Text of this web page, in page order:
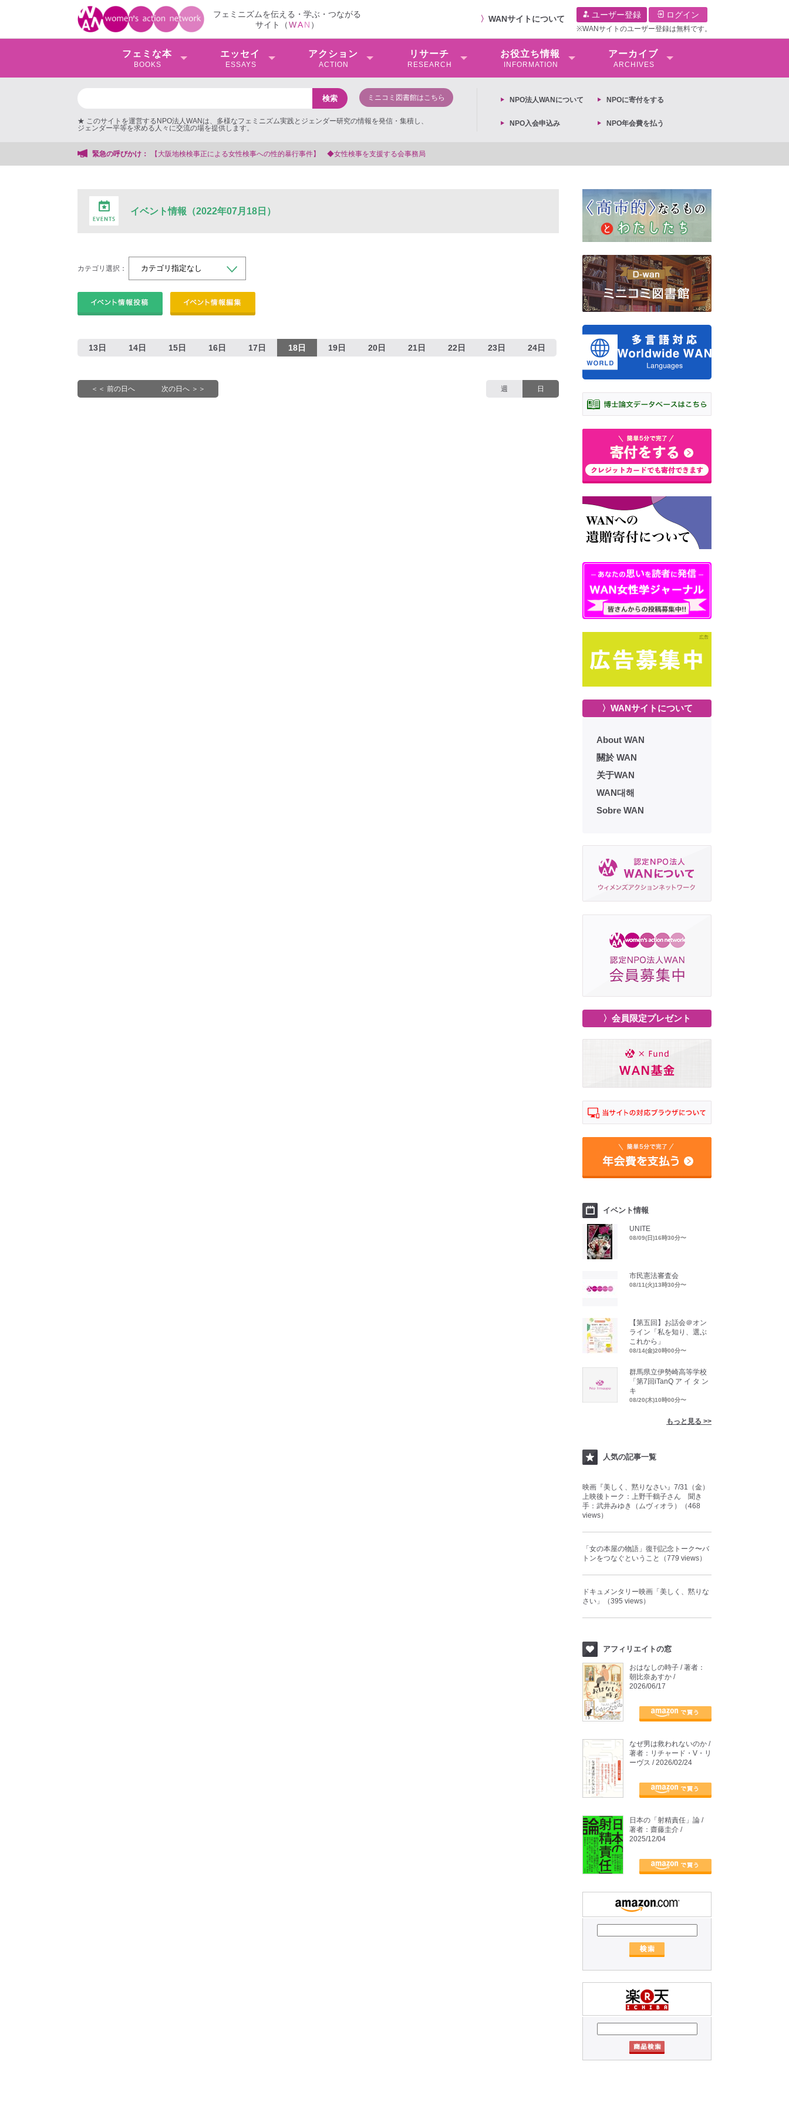
フェミニズムを伝える・学ぶ・つながる
サイト（WAN ）
〉 WANサイトについて ユーザー登録 ログイン
※WANサイトのユーザー登録は無料です。
フェミな本
BOOKS
エッセイ
ESSAYS
アクション
ACTION
リサーチ
RESEARCH
お役⽴ち情報
INFORMATION
アーカイブ
ARCHIVES
ミニコミ図書館はこちら
★ このサイトを運営するNPO法人WANは、多様なフェミニズム実践とジェンダー研究の情報を発信・集積し、
ジェンダー平等を求める人々に交流の場を提供します。
NPO法⼈WANについて NPOに寄付をする
NPO入会申込み NPO年会費を払う
緊急の呼びかけ：
【大阪地検検事正による女性検事への性的暴行事件】 ◆女性検事を支援する会事務局
イベント情報（2022年07月18日）
カテゴリ選択：
13日 14日 15日 16日 17日 18日 19日 20日 21日 22日 23日 24日
＜＜ 前の日へ 次の日へ ＞＞ 週 日
〉WANサイトについて
About WAN
關於 WAN
关于WAN
WAN대해
Sobre WAN
〉会員限定プレゼント
イベント情報
UNITE
08/09(日)16時30分〜
市民憲法審査会
08/11(火)13時30分〜
【第五回】お話会＠オン
ライン「私を知り、選ぶ
これから」
08/14(金)20時00分〜
群馬県立伊勢崎高等学校
「第7回iTanQ ア イ タ ン
キ
08/20(木)10時00分〜
もっと見る >>
人気の記事一覧
映画『美しく、黙りなさい』7/31（金）
上映後トーク：上野千鶴子さん 聞き
手：武井みゆき（ムヴィオラ）（468
views）
「女の本屋の物語」復刊記念トーク〜バ
トンをつなぐということ（779 views）
ドキュメンタリー映画「美しく、黙りな
さい」（395 views）
アフィリエイトの窓
おはなしの時子 / 著者：
朝比奈あすか /
2026/06/17
なぜ男は救われないのか /
著者：リチャード・V・リ
ーヴス / 2026/02/24
日本の「射精責任」論 /
著者：齋藤圭介 /
2025/12/04